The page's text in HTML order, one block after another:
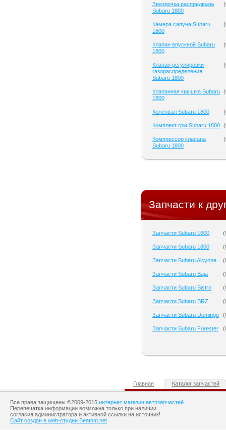
Звездочка распредвала
Subaru 1800
(
Камера сапуна Subaru
1800
(
Клапан впускной Subaru
1800
(
Клапан регулировки
газораспределения
Subaru 1800
(
Клапанная крышка Subaru
1800
(
Коленвал Subaru 1800 (
Комплект грм Subaru 1800 (
Компрессор клапана
Subaru 1800
(
Запчасти к
Запчасти Subaru 1600 (
Запчасти Subaru 1800 (
Запчасти Subaru Alcyone (
Запчасти Subaru Baja (
Запчасти Subaru Bistro (
Запчасти Subaru BRZ (
Запчасти Subaru Domingo (
Запчасти Subaru Forester (
Главная Каталог запчастей
Все права защищены ©2009-2015 интернет магазин автозапчастей
Перепечатка информации возможна только при наличии
согласия администратора и активной ссылки на источник!
Сайт создан в web-студии Beatom.net